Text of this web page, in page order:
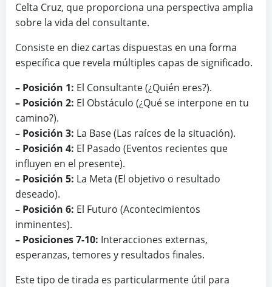
Celta Cruz, que proporciona una perspectiva amplia
sobre la vida del consultante.
Consiste en diez cartas dispuestas en una forma
específica que revela múltiples capas de significado.
– Posición 1: El Consultante (¿Quién eres?).
– Posición 2: El Obstáculo (¿Qué se interpone en tu
camino?).
– Posición 3: La Base (Las raíces de la situación).
– Posición 4: El Pasado (Eventos recientes que
influyen en el presente).
– Posición 5: La Meta (El objetivo o resultado
deseado).
– Posición 6: El Futuro (Acontecimientos
inminentes).
– Posiciones 7-10: Interacciones externas,
esperanzas, temores y resultados finales.
Este tipo de tirada es particularmente útil para